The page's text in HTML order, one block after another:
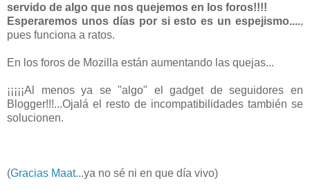
servido de algo que nos quejemos en los foros!!!!
Esperaremos unos días por si esto es un espejismo....,
pues funciona a ratos.
En los foros de Mozilla están aumentando las quejas...
¡¡¡¡¡Al menos ya se "algo" el gadget de seguidores en
Blogger!!!...Ojalá el resto de incompatibilidades también se
solucionen.
(Gracias Maat...ya no sé ni en que día vivo)